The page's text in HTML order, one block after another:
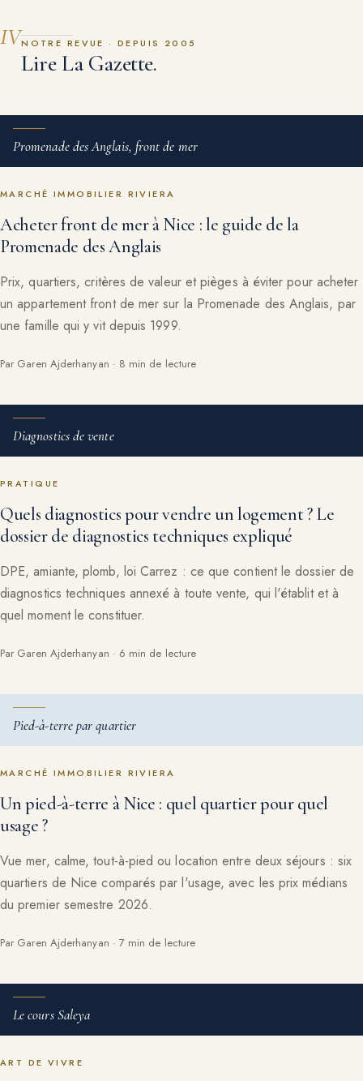
IVNOTRE REVUE · DEPUIS 2005
Lire La Gazette.
Promenade des Anglais, front de mer
MARCHÉ IMMOBILIER RIVIERA
Acheter front de mer à Nice : le guide de la
Promenade des Anglais
Prix, quartiers, critères de valeur et pièges à éviter pour acheter
un appartement front de mer sur la Promenade des Anglais, par
une famille qui y vit depuis 1999.
Par Garen Ajderhanyan · 8 min de lecture
Diagnostics de vente
PRATIQUE
Quels diagnostics pour vendre un logement ? Le
dossier de diagnostics techniques expliqué
DPE, amiante, plomb, loi Carrez : ce que contient le dossier de
diagnostics techniques annexé à toute vente, qui l'établit et à
quel moment le constituer.
Par Garen Ajderhanyan · 6 min de lecture
Pied-à-terre par quartier
MARCHÉ IMMOBILIER RIVIERA
Un pied-à-terre à Nice : quel quartier pour quel
usage ?
Vue mer, calme, tout-à-pied ou location entre deux séjours : six
quartiers de Nice comparés par l'usage, avec les prix médians
du premier semestre 2026.
Par Garen Ajderhanyan · 7 min de lecture
Le cours Saleya
ART DE VIVRE